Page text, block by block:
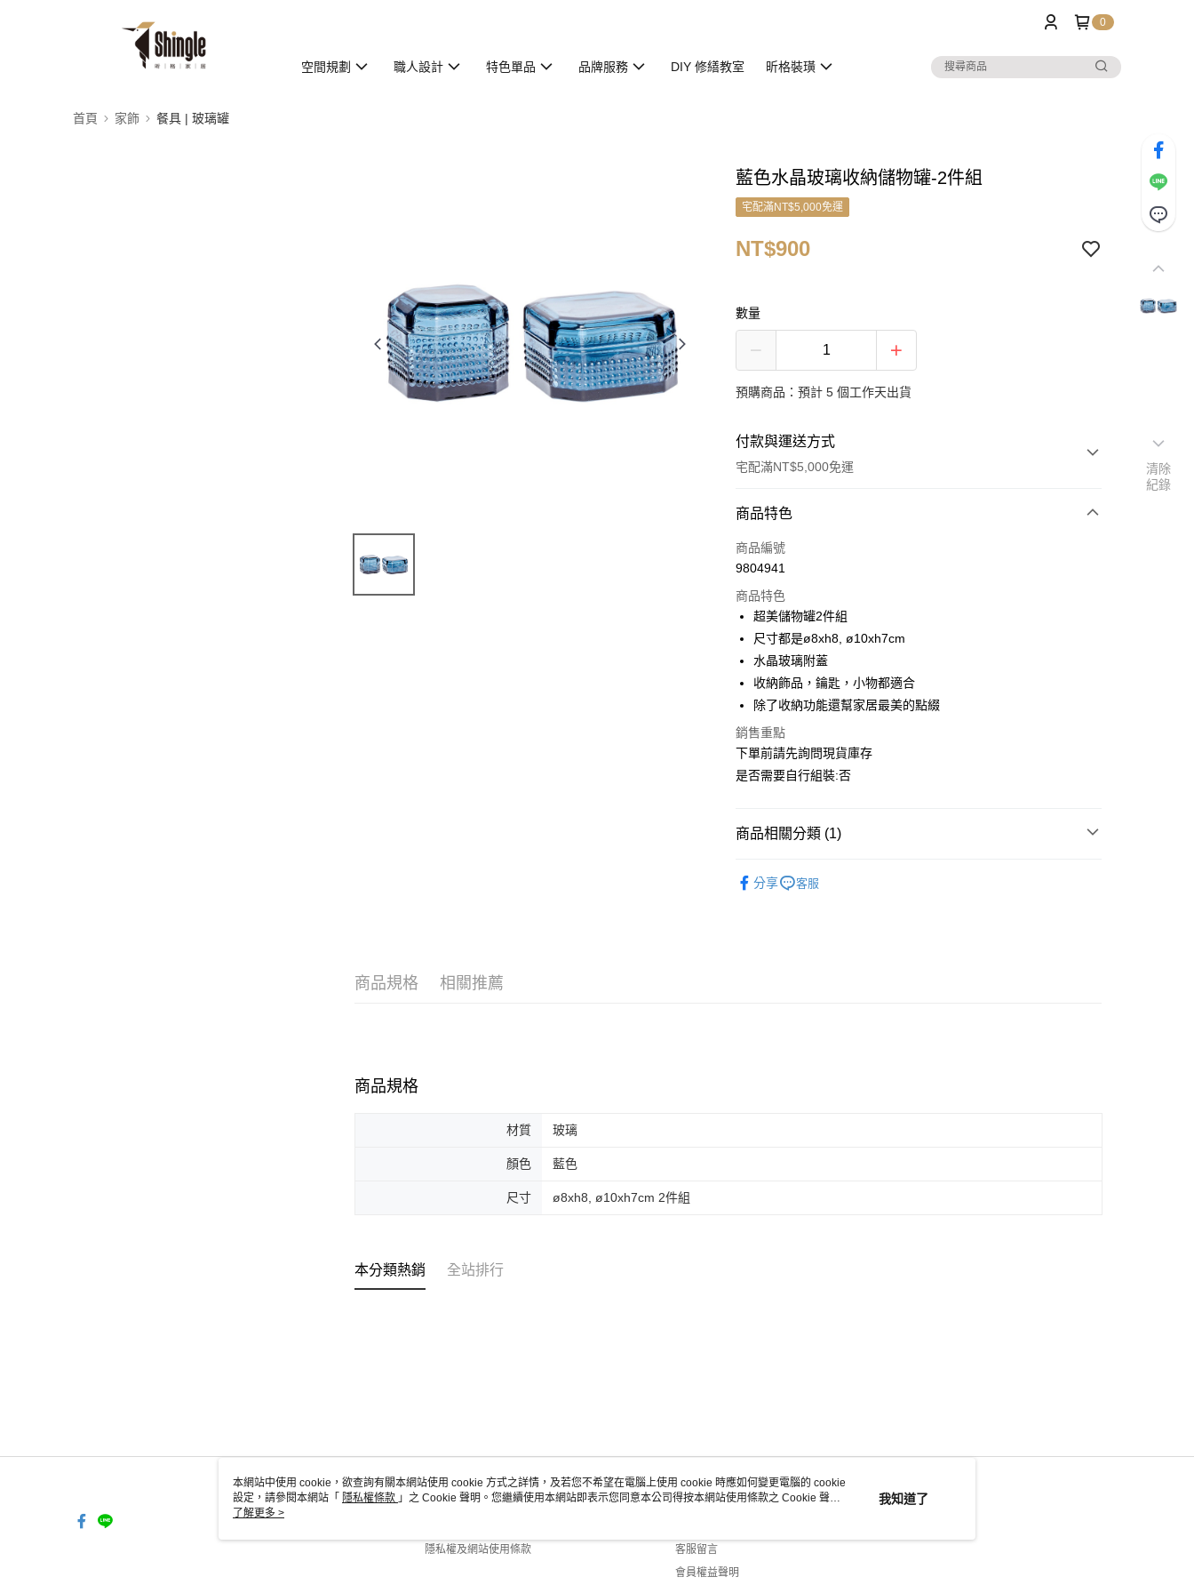
0
空間規劃 職人設計 特色單品 品牌服務 DIY 修繕教室 昕格裝璜
首頁 家飾 餐具 | 玻璃罐
藍色水晶玻璃收納儲物罐-2件組
宅配滿NT$5,000免運
NT$900
數量
預購商品：預計 5 個工作天出貨
付款與運送方式
宅配滿NT$5,000免運
付款方式
信用卡一次付款
3 期 0 利率 每期
合作金庫商業銀行
華南商業銀行
國泰世華商業銀行
臺灣中小企業銀行
台中商業銀行
匯豐（台灣）商業銀行
聯邦商業銀行
玉山商業銀行
6 期 0 利率 每期NT$150
合作金庫商業銀行
華南商業銀行
上海商業儲蓄銀行
台北富邦商業銀行
臺灣中小企業銀行
匯豐（台灣）商業銀行
聯邦商業銀行
台新國際商業銀行
ATM付款
運送方式
宅配
每筆NT$150，滿NT$5,000(含以上)免運費
商品特色
商品編號
9804941
商品特色
超美儲物罐2件組
尺寸都是ø8xh8, ø10xh7cm
水晶玻璃附蓋
收納飾品，鑰匙，小物都適合
除了收納功能還幫家居最美的點綴
銷售重點
下單前請先詢問現貨庫存
是否需要自行組裝:否
商品相關分類 (1)
分享
客服
商品規格 相關推薦
商品規格
材質 玻璃
顏色 藍色
尺寸 ø8xh8, ø10xh7cm 2件組
本分類熱銷 全站排行
關於我們
隱私權及網站使用條款
客服資訊
客服留言
會員權益聲明
清除
紀錄
本網站中使用 cookie，欲查詢有關本網站使用 cookie 方式之詳情，及若您不希望在電腦上使用 cookie 時應如何變更電腦的 cookie
設定，請參閱本網站「 隱私權條款 」之 Cookie 聲明。您繼續使用本網站即表示您同意本公司得按本網站使用條款之 Cookie 聲明
使用 cookie。
了解更多 >
我知道了